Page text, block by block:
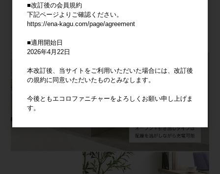
■改訂後の会員規約
下記ページよりご確認ください。
https://ena-kagu.com/page/agreement
■適用開始日
2026年4月22日
本改訂後、当サイトをご利用いただいた場合には、改訂後
の規約に同意いただいたものとみなします。
今後ともエコロファニチャーをよろしくお願い申し上げま
す。